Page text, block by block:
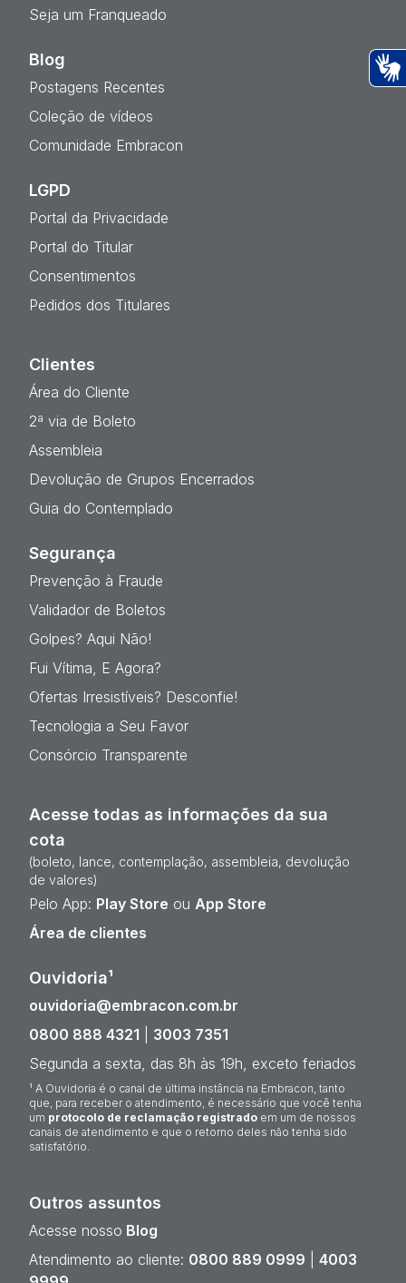
Seja um Franqueado
Blog
Postagens Recentes
Coleção de vídeos
Comunidade Embracon
LGPD
Portal da Privacidade
Portal do Titular
Consentimentos
Pedidos dos Titulares
Clientes
Área do Cliente
2ª via de Boleto
Assembleia
Devolução de Grupos Encerrados
Guia do Contemplado
Segurança
Prevenção à Fraude
Validador de Boletos
Golpes? Aqui Não!
Fui Vítima, E Agora?
Ofertas Irresistíveis? Desconfie!
Tecnologia a Seu Favor
Consórcio Transparente
Acesse todas as informações da sua
cota
(boleto, lance, contemplação, assembleia, devolução
de valores)
Pelo App: Play Store ou App Store
Área de clientes
Ouvidoria¹
ouvidoria@embracon.com.br
0800 888 4321
3003 7351
Segunda a sexta, das 8h às 19h, exceto feriados
¹ A Ouvidoria é o canal de última instância na Embracon, tanto
que, para receber o atendimento, é necessário que você tenha
um protocolo de reclamação registrado em um de nossos
canais de atendimento e que o retorno deles não tenha sido
satisfatório.
Outros assuntos
Acesse nosso Blog
Atendimento ao cliente: 0800 889 0999
4003